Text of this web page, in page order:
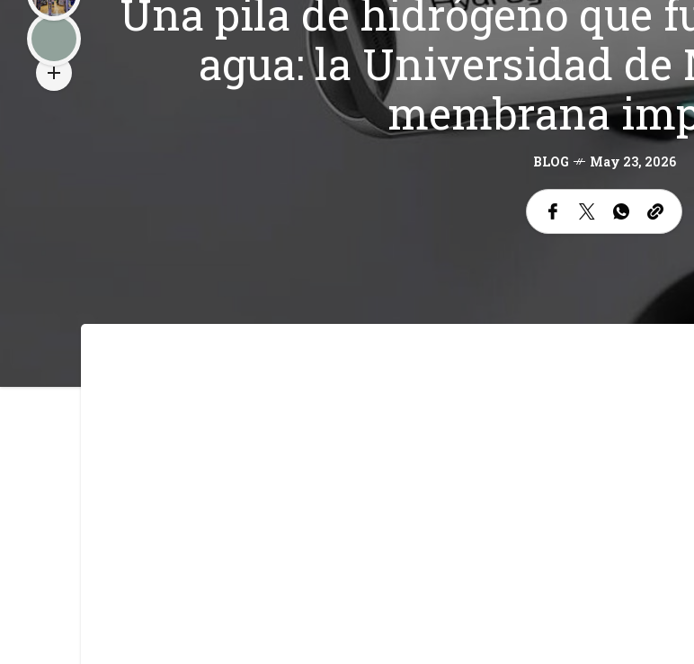
Una pila de hidrógeno que
agua: la Universidad
membrana
BLOG May 23, 2026